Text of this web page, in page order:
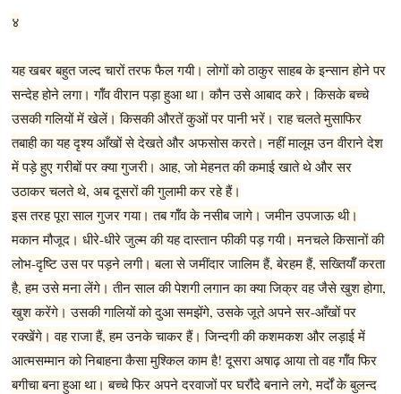
४
यह खबर बहुत जल्द चारों तरफ फैल गयी। लोगों को ठाकुर साहब के इन्सान होने पर
सन्देह होने लगा। गॉँव वीरान पड़ा हुआ था। कौन उसे आबाद करे। किसके बच्चे
उसकी गलियों में खेलें। किसकी औरतें कुओं पर पानी भरें। राह चलते मुसाफिर
तबाही का यह दृश्य आँखों से देखते और अफसोस करते। नहीं मालूम उन वीराने देश
में पड़े हुए गरीबों पर क्या गुजरी। आह, जो मेहनत की कमाई खाते थे और सर
उठाकर चलते थे, अब दूसरों की गुलामी कर रहे हैं।
इस तरह पूरा साल गुजर गया। तब गॉँव के नसीब जागे। जमीन उपजाऊ थी।
मकान मौजूद। धीरे-धीरे जुल्म की यह दास्तान फीकी पड़ गयी। मनचले किसानों की
लोभ-दृष्टि उस पर पड़ने लगी। बला से जमींदार जालिम हैं, बेरहम हैं, सख्तियॉँ करता
है, हम उसे मना लेंगे। तीन साल की पेशगी लगान का क्या जिक्र वह जैसे खुश होगा,
खुश करेंगे। उसकी गालियों को दुआ समझेंगे, उसके जूते अपने सर-आँखों पर
रक्खेंगे। वह राजा हैं, हम उनके चाकर हैं। जिन्दगी की कशमकश और लड़ाई में
आत्मसम्मान को निबाहना कैसा मुश्किल काम है! दूसरा अषाढ़ आया तो वह गॉँव फिर
बगीचा बना हुआ था। बच्चे फिर अपने दरवाजों पर घरौंदे बनाने लगे, मर्दों के बुलन्द